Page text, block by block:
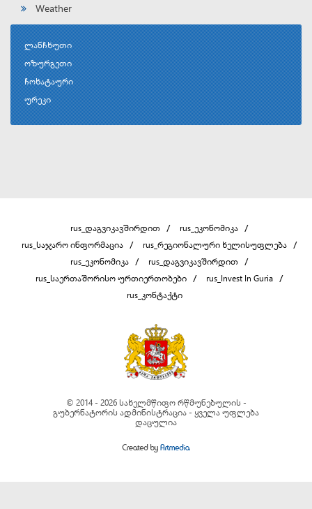
Weather
ლანჩხუთი
ოზურგეთი
ჩოხატაური
ურეკი
rus_დაგვიკავშირდით
rus_ეკონომიკა
rus_საჯარო ინფორმაცია
rus_რეგიონალური ხელისუფლება
rus_ეკონომიკა
rus_დაგვიკავშირდით
rus_საერთაშორისო ურთიერთობები
rus_Invest In Guria
rus_კონტაქტი
© 2014 - 2026 სახელმწიფო რწმუნებულის -
გუბერნატორის ადმინისტრაცია - ყველა უფლება
დაცულია